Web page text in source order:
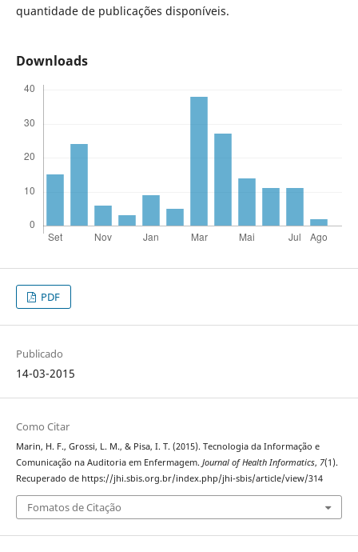
quantidade de publicações disponíveis.
Downloads
PDF
Publicado
14-03-2015
Como Citar
Marin, H. F., Grossi, L. M., & Pisa, I. T. (2015). Tecnologia da Informação e
Comunicação na Auditoria em Enfermagem. Journal of Health Informatics, 7(1).
Recuperado de https://jhi.sbis.org.br/index.php/jhi-sbis/article/view/314
Fomatos de Citação